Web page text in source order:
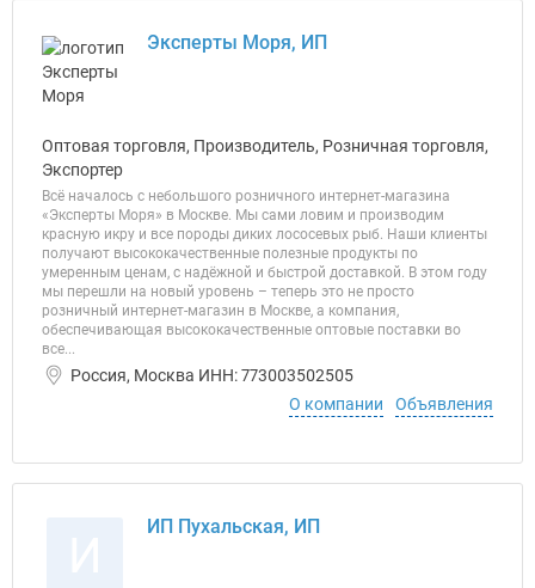
Эксперты Моря, ИП
Оптовая торговля, Производитель, Розничная торговля,
Экспортер
Всё началось с небольшого розничного интернет-магазина
«Эксперты Моря» в Москве. Мы сами ловим и производим
красную икру и все породы диких лососевых рыб. Наши клиенты
получают высококачественные полезные продукты по
умеренным ценам, с надёжной и быстрой доставкой. В этом году
мы перешли на новый уровень – теперь это не просто
розничный интернет-магазин в Москве, а компания,
обеспечивающая высококачественные оптовые поставки во
все...
Россия, Москва ИНН: 773003502505
О компании
Объявления
ИП Пухальская, ИП